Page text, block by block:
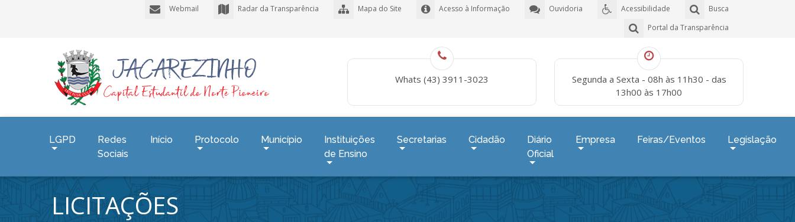
Busca
Acessibilidade
Ouvidoria
Acesso à Informação
Mapa do Site
Radar da Transparência
Webmail
Portal da Transparência
Whats (43) 3911-3023
Segunda a Sexta - 08h às 11h30 - das
13h00 às 17h00
LGPD
Redes
Sociais
Início Protocolo Município
Instituições
de Ensino
Secretarias Cidadão
Diário
Oficial
Empresa Feiras/Eventos Legislação
LICITAÇÕES